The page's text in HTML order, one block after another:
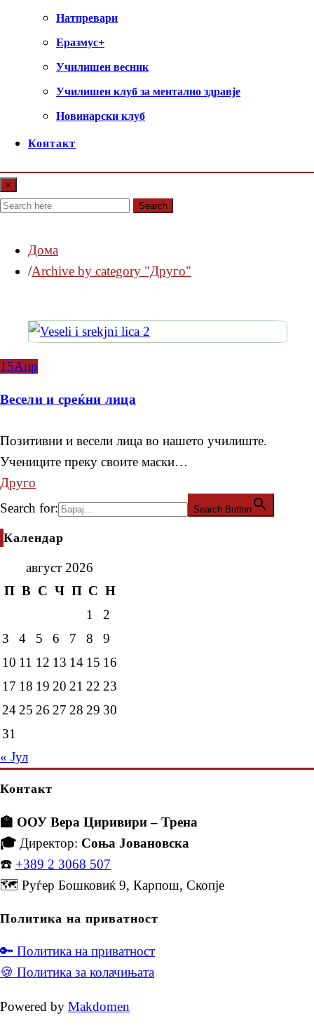
Натпревари
Еразмус+
Училишен весник
Училишен клуб за ментално здравје
Новинарски клуб
Контакт
×
Search
Дома
Archive by category "Друго"
15Апр
Весели и среќни лица
Позитивни и весели лица во нашето училиште.
Учениците преку своите маски…
Друго
Search for:
Search Button
Календар
август 2026
П В С Ч П С Н
1
2
3
4 5 6 7 8
9
10 11 12 13 14 15 16
17 18 19 20 21 22 23
24 25 26 27 28 29 30
31
« Јул
Контакт
🏫 ООУ Вера Циривири – Трена
🎓 Директор: Соња Јовановска
☎️ +389 2 3068 507
🗺️ Руѓер Бошковиќ 9, Карпош, Скопје
Политика на приватност
🔑 Политика на приватност
🍪 Политика за колачињата
Powered by Makdomen